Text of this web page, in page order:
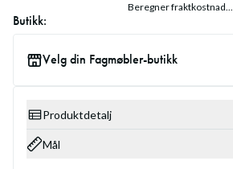
Beregner fraktkostnad...
Butikk:
Velg din Fagmøbler-butikk
Produktdetalj
Mål